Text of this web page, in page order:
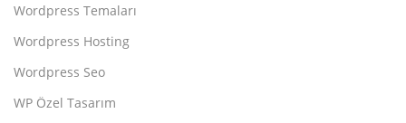
Wordpress Temaları
Wordpress Hosting
Wordpress Seo
WP Özel Tasarım